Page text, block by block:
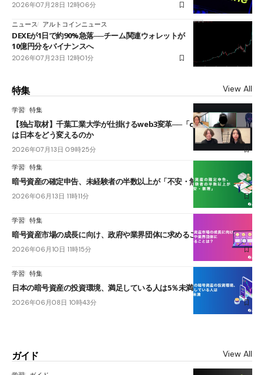
2026年07月28日 12時06分
ニュース アルトコインニュース
DEXEが1日で約90%急落──チーム関連ウォレットが
10億円分をバイナンスへ
2026年07月23日 12時01分
特集 View All
学習 特集
【独占取材】千葉工業大学が仕掛けるweb3変革──「cJPY」とAIの融合
は日本をどう変えるのか
2026年07月13日 09時25分
学習 特集
暗号資産の確定申告、未経験者の半数以上が「不安・無理」
2026年06月13日 11時11分
学習 特集
暗号資産市場の成長に向け、政府や業界団体に求めることは？
2026年06月10日 11時15分
学習 特集
日本の暗号資産の投資環境、満足している人は5％未満
2026年06月08日 10時43分
ガイド View All